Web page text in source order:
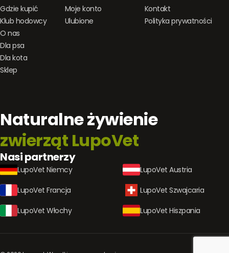
Gdzie kupić
Klub hodowcy
O nas
Dla psa
Dla kota
Sklep
Moje konto
Ulubione
Kontakt
Polityka prywatności
Naturalne żywienie
zwierząt LupoVet
Nasi partnerzy
LupoVet Niemcy
LupoVet Austria
LupoVet Francja
LupoVet Szwajcaria
LupoVet Włochy
LupoVet Hiszpania